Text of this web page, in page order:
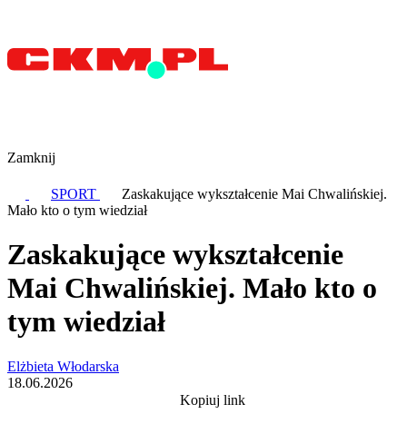
Zamknij
SPORT
Zaskakujące wykształcenie Mai Chwalińskiej.
Mało kto o tym wiedział
Zaskakujące wykształcenie
Mai Chwalińskiej. Mało kto o
tym wiedział
Elżbieta Włodarska
18.06.2026
Kopiuj link